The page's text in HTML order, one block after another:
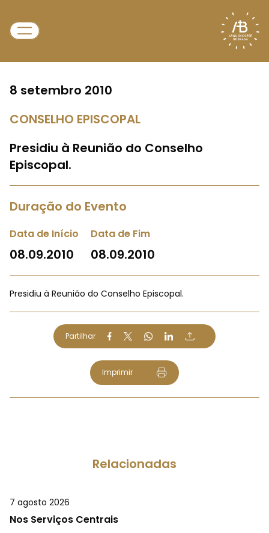
8 setembro 2010
CONSELHO EPISCOPAL
Presidiu à Reunião do Conselho
Episcopal.
Duração do Evento
Data de Início
08.09.2010
Data de Fim
08.09.2010
Presidiu à Reunião do Conselho Episcopal.
Partilhar
Imprimir
Relacionadas
7 agosto 2026
Nos Serviços Centrais